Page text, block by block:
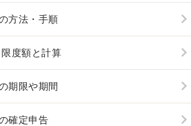
方法・手順
度額と計算
期限や期間
確定申告